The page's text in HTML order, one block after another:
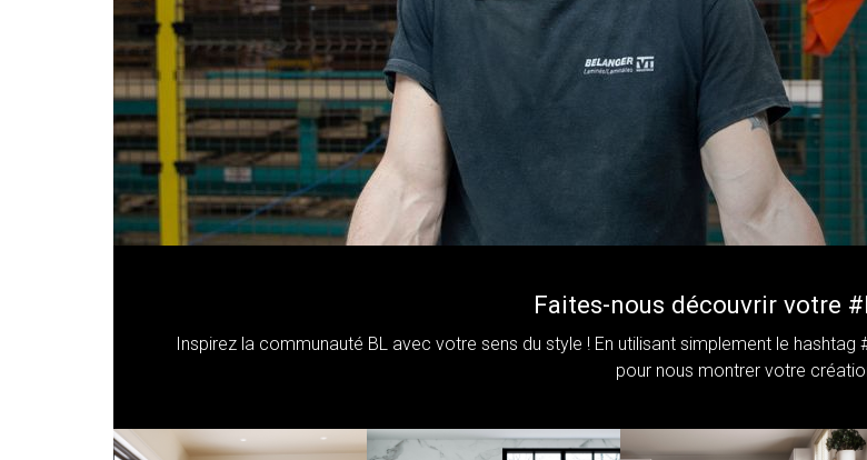
Faites-nous découvrir votre
Inspirez la communauté BL avec votre sens du style ! En utilisant simplement le
pour nous montrer votre